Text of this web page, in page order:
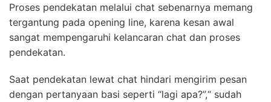
Proses pendekatan melalui chat sebenarnya memang
tergantung pada opening line, karena kesan awal
sangat mempengaruhi kelancaran chat dan proses
pendekatan.
Saat pendekatan lewat chat hindari mengirim pesan
dengan pertanyaan basi seperti “lagi apa?”,“ sudah